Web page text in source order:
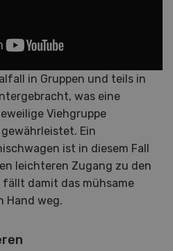
in Gruppen und teils in
was eine
Viehgruppe
Ein
ist in diesem Fall
leichteren Zugang zu den
damit das mühsame
Hand weg.